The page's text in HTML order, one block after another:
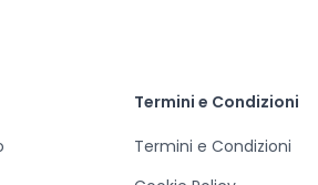
Termini e Condizioni
Termini e Condizioni